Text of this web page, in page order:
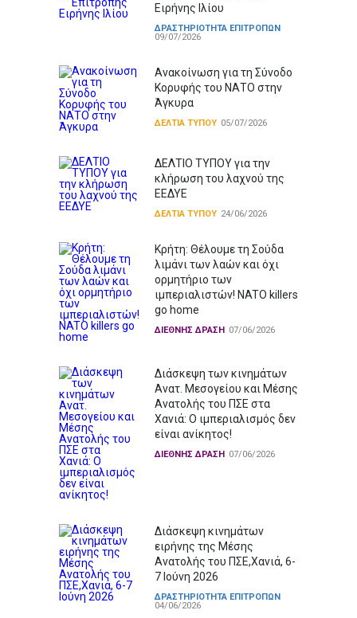
Ειρήνης Ιλίου
ΔΡΑΣΤΗΡΙΟΤΗΤΑ ΕΠΙΤΡΟΠΩΝ
09/07/2026
Ανακοίνωση για τη Σύνοδο
Κορυφής του ΝΑΤΟ στην
Άγκυρα
ΔΕΛΤΙΑ ΤΥΠΟΥ 05/07/2026
ΔΕΛΤΙΟ ΤΥΠΟΥ για την
κλήρωση του λαχνού της
ΕΕΔΥΕ
ΔΕΛΤΙΑ ΤΥΠΟΥ 24/06/2026
Κρήτη: Θέλουμε τη Σούδα
λιμάνι των λαών και όχι
ορμητήριο των
ιμπεριαλιστών! NATO killers
go home
ΔΙΕΘΝΗΣ ΔΡΑΣΗ 07/06/2026
Διάσκεψη των κινημάτων
Ανατ. Μεσογείου και Μέσης
Ανατολής του ΠΣΕ στα
Χανιά: Ο ιμπεριαλισμός δεν
είναι ανίκητος!
ΔΙΕΘΝΗΣ ΔΡΑΣΗ 07/06/2026
Διάσκεψη κινημάτων
ειρήνης της Μέσης
Ανατολής του ΠΣΕ,Χανιά, 6-
7 Ιούνη 2026
ΔΡΑΣΤΗΡΙΟΤΗΤΑ ΕΠΙΤΡΟΠΩΝ
04/06/2026